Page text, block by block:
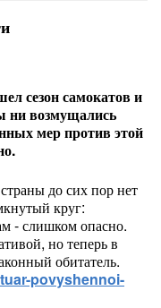
сезон самокатов и
ни возмущались
мер против этой
до сих пор нет
круг:
- слишком опасно.
но теперь в
обитатель.
povyshennoi-